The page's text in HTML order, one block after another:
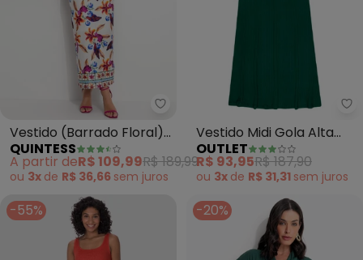
Quintess - Vestido (Barrado
Vestido (Barrado Floral)
em Malha Fria
QUINTESS
A partir deR$ 109,99R$ 189,99
ou 3x de R$ 36,66 sem juros
Vestido Midi Gola Alta
Feminino (Verde)
OUTLET
R$ 93,95R$ 187,90
ou 3x de R$ 31,31 sem juros
-55% -20%